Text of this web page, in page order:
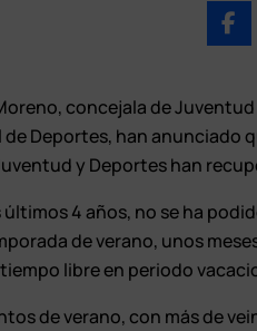
concejala de
Deportes, han anunciado
y Deportes han
4 años, no se ha
de verano, unos
libre en periodo
de verano, con más de